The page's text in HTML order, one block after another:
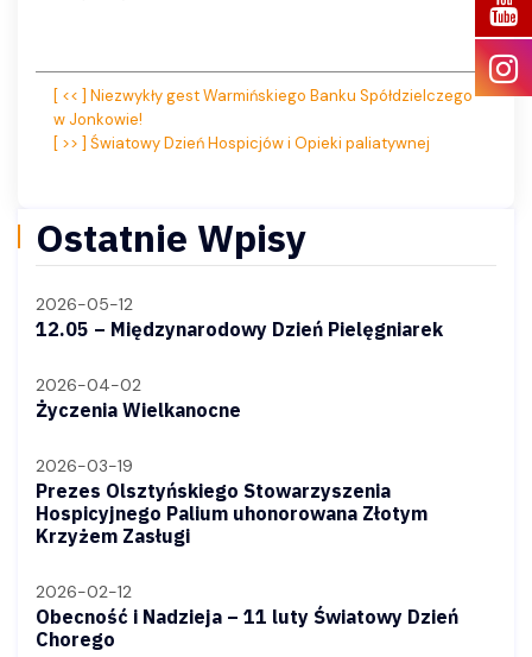
Nawigacja
wpisu
[ << ] Niezwykły gest Warmińskiego Banku Spółdzielczego
w Jonkowie!
[ >> ] Światowy Dzień Hospicjów i Opieki paliatywnej
Ostatnie Wpisy
2026-05-12
12.05 – Międzynarodowy Dzień Pielęgniarek
2026-04-02
Życzenia Wielkanocne
2026-03-19
Prezes Olsztyńskiego Stowarzyszenia
Hospicyjnego Palium uhonorowana Złotym
Krzyżem Zasługi
2026-02-12
Obecność i Nadzieja – 11 luty Światowy Dzień
Chorego